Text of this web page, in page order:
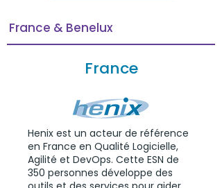
France & Benelux
France
Henix est un acteur de référence
en France en Qualité Logicielle,
Agilité et DevOps. Cette ESN de
350 personnes développe des